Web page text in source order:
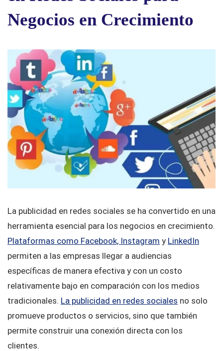
Negocios en Crecimiento
La publicidad en redes sociales se ha convertido en una
herramienta esencial para los negocios en crecimiento.
Plataformas como Facebook, Instagram y LinkedIn
permiten a las empresas llegar a audiencias
específicas de manera efectiva y con un costo
relativamente bajo en comparación con los medios
tradicionales. La publicidad en redes sociales no solo
promueve productos o servicios, sino que también
permite construir una conexión directa con los
clientes.